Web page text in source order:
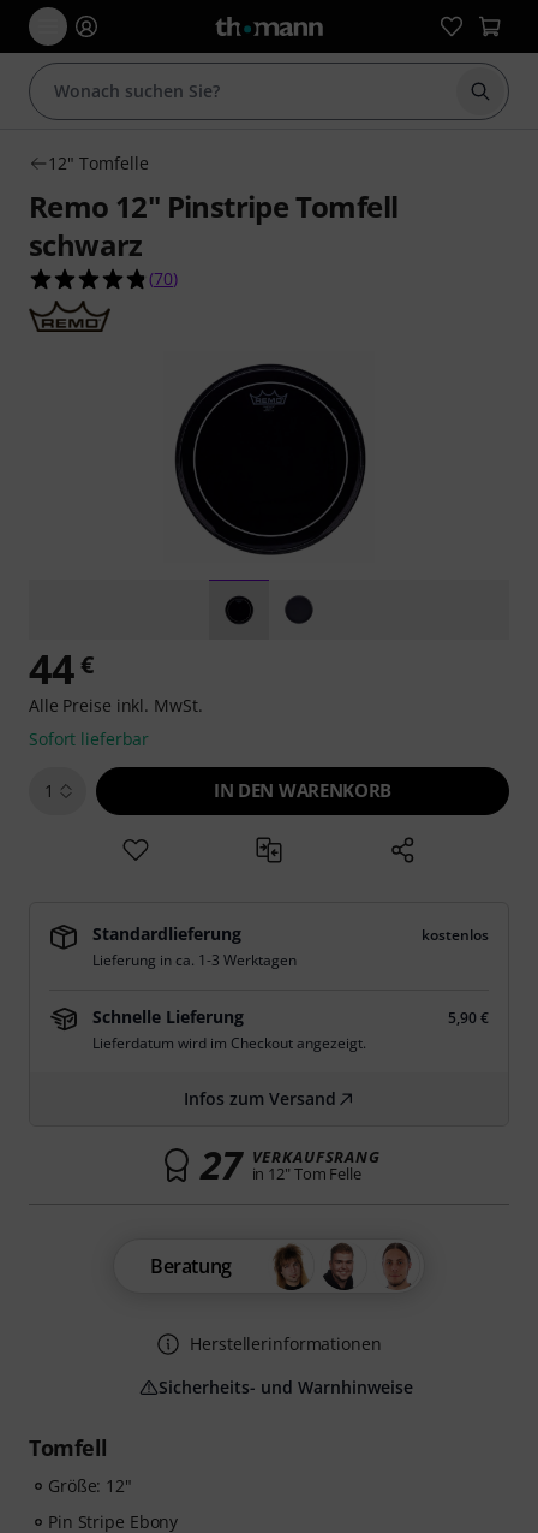
Suche
12" Tomfelle
Remo 12" Pinstripe Tomfell
schwarz
4.8 von 5 Sternen aus 70 Kundenbewertungen
(70)
Tomfell
Größe: 12"
Pin Stripe Ebony
44€
Alle Preise inkl. MwSt.
Sofort lieferbar
1 IN DEN WARENKORB
Standardlieferung
kostenlos
Lieferung in ca. 1-3 Werktagen
Schnelle Lieferung
5,90 €
Lieferdatum wird im Checkout angezeigt.
Infos zum Versand
27 VERKAUFSRANG
in 12" Tom Felle
Beratung
Herstellerinformationen
Sicherheits- und Warnhinweise